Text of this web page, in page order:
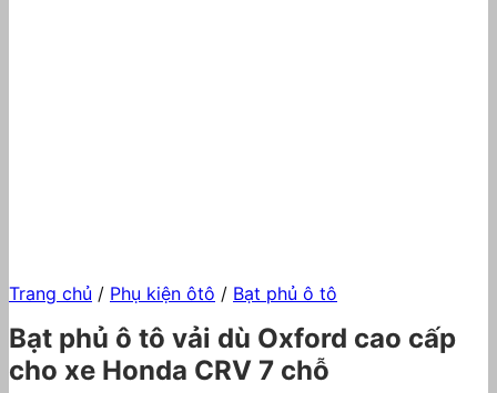
Trang chủ / Phụ kiện ôtô / Bạt phủ ô tô
Bạt phủ ô tô vải dù Oxford cao cấp
cho xe Honda CRV 7 chỗ